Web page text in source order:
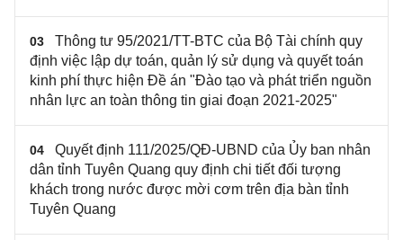
03
Thông tư 95/2021/TT-BTC của Bộ Tài chính quy
định việc lập dự toán, quản lý sử dụng và quyết toán
kinh phí thực hiện Đề án "Đào tạo và phát triển nguồn
nhân lực an toàn thông tin giai đoạn 2021-2025"
04
Quyết định 111/2025/QĐ-UBND của Ủy ban nhân
dân tỉnh Tuyên Quang quy định chi tiết đối tượng
khách trong nước được mời cơm trên địa bàn tỉnh
Tuyên Quang